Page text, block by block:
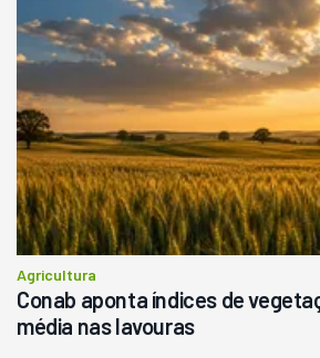
Agricultura
Conab aponta índices de
média nas lavouras